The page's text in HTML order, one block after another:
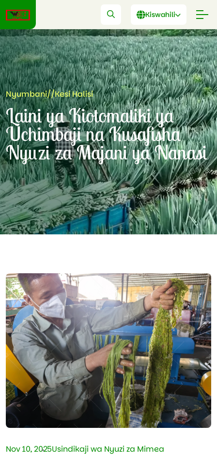
Kiswahili
Nyumbani//Kesi Halisi
Laini ya Kiotomatiki ya
Uchimbaji na Kusafisha
Nyuzi za Majani ya Nanasi
Nov 10, 2025Usindikaji wa Nyuzi za Mimea